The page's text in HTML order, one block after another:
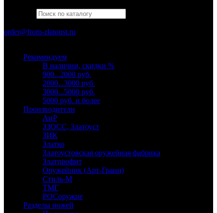
order@from-zlatoust.ru
Рекомендуем
В наличии, скидки %
900...2000 руб.
2000...3000 руб.
3000...5000 руб.
5000 руб. и более
Производители
АиР
ЗЗОСС, Златоуст
ЗИК
Златко
Златоустовская оружейная фабрика
Златпрофит
Оружейник (Арт-Грани)
Стиль-М
ТМГ
РОСоружие
Разделы ножей